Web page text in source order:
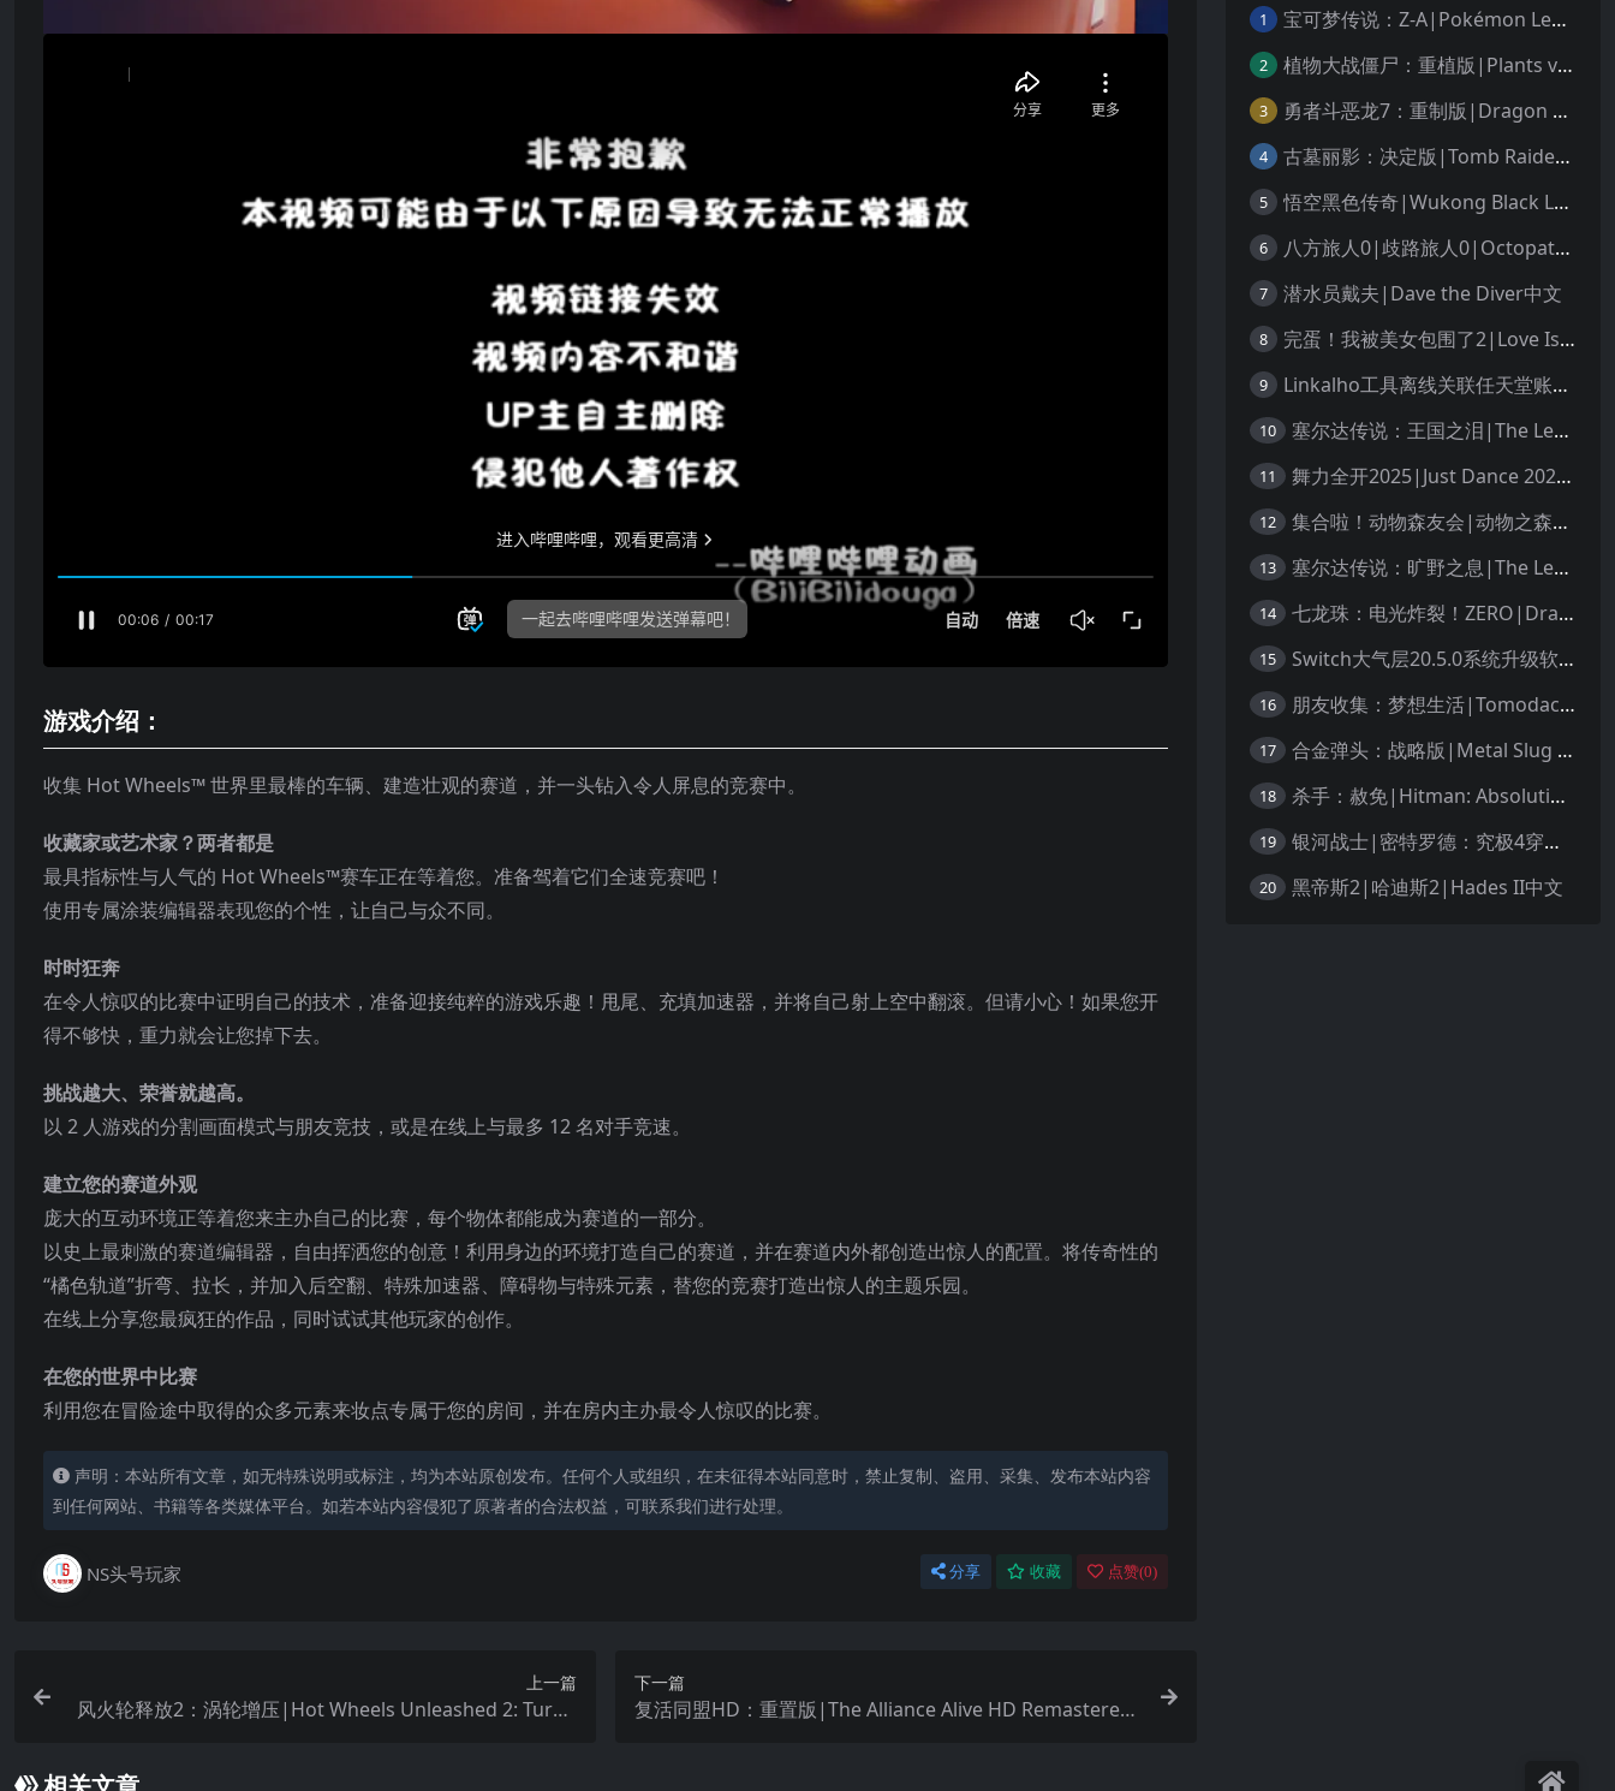
游戏介绍：
收集 Hot Wheels™ 世界里最棒的车辆、建造壮观的赛道，并一头钻入令人屏息的竞赛中。
收藏家或艺术家？两者都是
最具指标性与人气的 Hot Wheels™赛车正在等着您。准备驾着它们全速竞赛吧！
使用专属涂装编辑器表现您的个性，让自己与众不同。
时时狂奔
在令人惊叹的比赛中证明自己的技术，准备迎接纯粹的游戏乐趣！甩尾、充填加速器，并将自己射上空中翻滚。但请小心！如果您开
得不够快，重力就会让您掉下去。
挑战越大、荣誉就越高。
以 2 人游戏的分割画面模式与朋友竞技，或是在线上与最多 12 名对手竞速。
建立您的赛道外观
庞大的互动环境正等着您来主办自己的比赛，每个物体都能成为赛道的一部分。
以史上最刺激的赛道编辑器，自由挥洒您的创意！利用身边的环境打造自己的赛道，并在赛道内外都创造出惊人的配置。将传奇性的
“橘色轨道”折弯、拉长，并加入后空翻、特殊加速器、障碍物与特殊元素，替您的竞赛打造出惊人的主题乐园。
在线上分享您最疯狂的作品，同时试试其他玩家的创作。
在您的世界中比赛
利用您在冒险途中取得的众多元素来妆点专属于您的房间，并在房内主办最令人惊叹的比赛。
声明：本站所有文章，如无特殊说明或标注，均为本站原创发布。任何个人或组织，在未征得本站同意时，禁止复制、盗用、采集、发布本站内容
到任何网站、书籍等各类媒体平台。如若本站内容侵犯了原著者的合法权益，可联系我们进行处理。
NS头号玩家 分享 收藏 点赞(0)
上一篇
风火轮释放2：涡轮增压|Hot Wheels Unleashed 2: Turbo
下一篇
复活同盟HD：重置版|The Alliance Alive HD Remastered
1 宝可梦传说：Z-A|Pokémon Legends: Z-A中文
2 植物大战僵尸：重植版|Plants vs. Zombies: Replanted中文
3 勇者斗恶龙7：重制版|Dragon Quest VII Reimagined中文
4 古墓丽影：决定版|Tomb Raider: Definitive Edition中文
5 悟空黑色传奇|Wukong Black Legend
6 八方旅人0|歧路旅人0|Octopath Traveler 0中文
7 潜水员戴夫|Dave the Diver中文
8 完蛋！我被美女包围了2|Love Is All Around 2中文
9 Linkalho工具离线关联任天堂账户教程
10 塞尔达传说：王国之泪|The Legend of Zelda: Tears of the Kingdom中文
11 舞力全开2025|Just Dance 2025中文
12 集合啦！动物森友会|动物之森|Animal Crossing: New Horizons中文
13 塞尔达传说：旷野之息|The Legend of Zelda: Breath of the Wild中文
14 七龙珠：电光炸裂！ZERO|Dragon Ball: Sparking! Zero中文
15 Switch大气层20.5.0系统升级软硬破通用教程
16 朋友收集：梦想生活|Tomodachi Life: Living the Dream中文
17 合金弹头：战略版|Metal Slug Tactics中文
18 杀手：赦免|Hitman: Absolution汉化
19 银河战士|密特罗德：究极4穿越未知|Metroid Prime 4: Beyond中文
20 黑帝斯2|哈迪斯2|Hades II中文